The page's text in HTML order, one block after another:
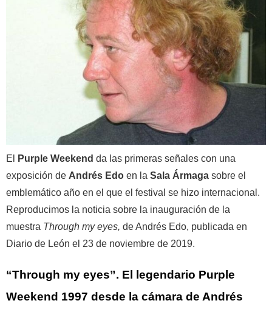
El Purple Weekend da las primeras señales con una
exposición de Andrés Edo en la Sala Ármaga sobre el
emblemático año en el que el festival se hizo internacional.
Reproducimos la noticia sobre la inauguración de la
muestra Through my eyes, de Andrés Edo, publicada en
Diario de León el 23 de noviembre de 2019.
“Through my eyes”. El legendario Purple
Weekend 1997 desde la cámara de Andrés